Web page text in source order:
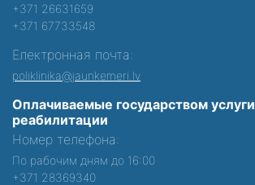
+371 26631659
+371 67733548
Електронная почта:
poliklinika@jaunkemeri.lv
Оплачиваемые государством услуги
реабилитации
Номер телефона:
По рабочим дням до 16:00
+371 28369340